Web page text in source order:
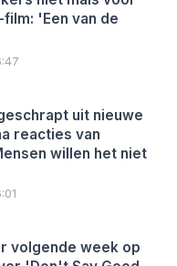
'Een van de
uit nieuwe
reacties van
willen het niet
volgende week op